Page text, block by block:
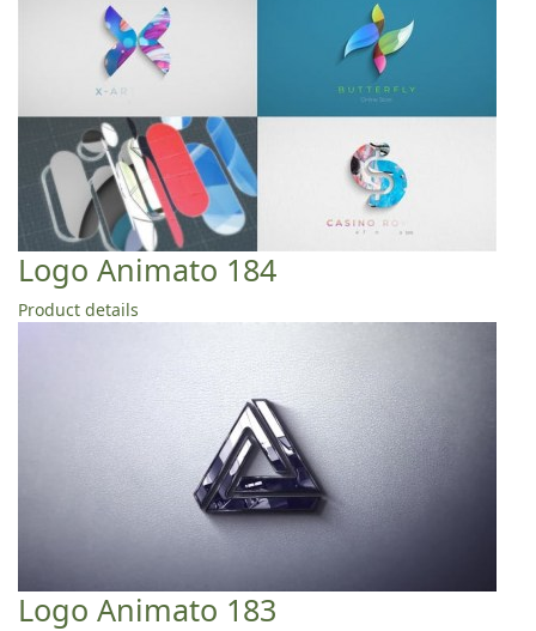
Logo Animato 184
Product details
Logo Animato 183